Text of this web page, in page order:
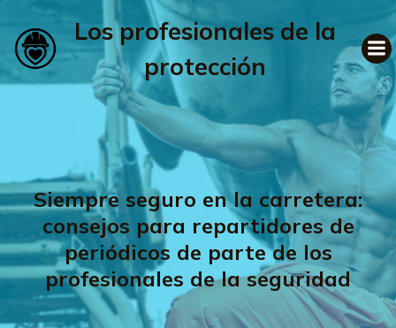
Los profesionales de la
protección
Siempre seguro en la carretera:
consejos para repartidores de
periódicos de parte de los
profesionales de la seguridad